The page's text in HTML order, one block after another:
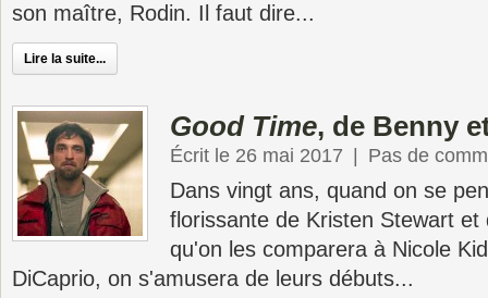
son maître, Rodin. Il faut dire...
Lire la suite...
Good Time, de Benny
Écrit le 26 mai 2017 Pas de
Dans vingt ans, quand on se
florissante de Kristen Stewart
qu'on les comparera à Nicole
DiCaprio, on s'amusera de leurs débuts...